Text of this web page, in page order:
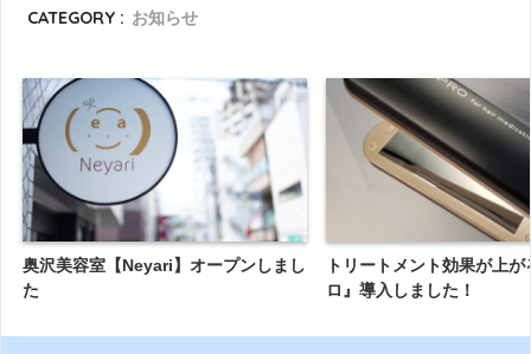
CATEGORY : お知らせ
奥沢美容室【Neyari】オープンしまし
た
トリートメント効果が上
ロ』導入しました！